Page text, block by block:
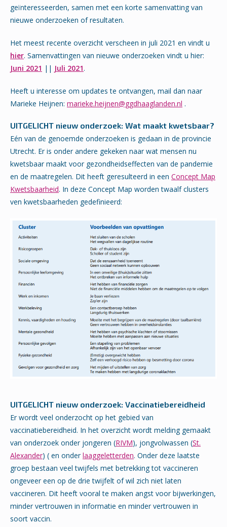
geïnteresseerden, samen met een korte samenvatting van
nieuwe onderzoeken of resultaten.
Het meest recente overzicht verscheen in juli 2021 en vindt u
hier. Samenvattingen van nieuwe onderzoeken vindt u hier:
Juni 2021 || Juli 2021.
Heeft u interesse om updates te ontvangen, mail dan naar
Marieke Heijnen: marieke.heijnen@ggdhaaglanden.nl .
UITGELICHT nieuw onderzoek: Wat maakt kwetsbaar?
Eén van de genoemde onderzoeken is gedaan in de provincie
Utrecht. Er is onder andere gekeken naar wat mensen nu
kwetsbaar maakt voor gezondheidseffecten van de pandemie
en de maatregelen. Dit heeft geresulteerd in een Concept Map
Kwetsbaarheid. In deze Concept Map worden twaalf clusters
ven kwetsbaarheden gedefinieerd:
UITGELICHT nieuw onderzoek: Vaccinatiebereidheid
Er wordt veel onderzocht op het gebied van
vaccinatiebereidheid. In het overzicht wordt melding gemaakt
van onderzoek onder jongeren (RIVM), jongvolwassen (St.
Alexander) ( en onderlaaggeletterden. Onder deze laatste
groep bestaan veel twijfels met betrekking tot vaccineren
ongeveer een op de drie twijfelt of wil zich niet laten
vaccineren. Dit heeft vooral te maken angst voor bijwerkingen,
minder vertrouwen in informatie en minder vertrouwen in
soort vaccin.